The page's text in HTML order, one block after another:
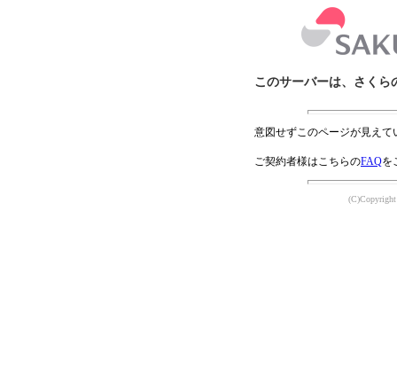
このサーバーは、さくら
意図せずこのページが見え
ご契約者様はこちらのFAQを